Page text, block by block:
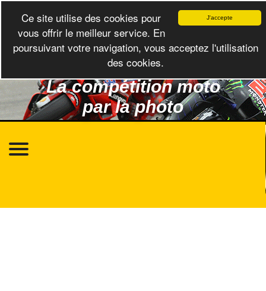
La compétition moto
par la photo
J'accepte
Ce site utilise des cookies pour
vous offrir le meilleur service. En
poursuivant votre navigation, vous acceptez l'utilisation
des cookies.